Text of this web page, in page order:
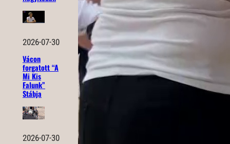
2026-07-30
Vácon
forgatott “A
Mi Kis
Falunk”
Stábja
2026-07-30